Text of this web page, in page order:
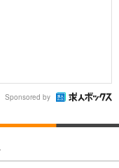
Sponsored by